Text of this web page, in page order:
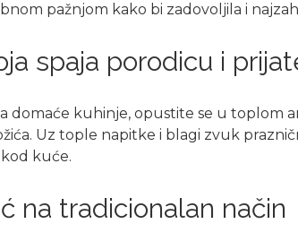
pažnjom kako bi zadovoljila i
spaja porodicu i
domaće kuhinje, opustite se u toplom
Uz tople napitke i blagi zvuk
kuće.
na tradicionalan način